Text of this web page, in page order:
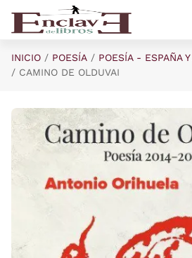
Saltar al contenido principal
INICIO POESÍA
POESÍA - ESPAÑA
CAMINO DE OLDUVAI